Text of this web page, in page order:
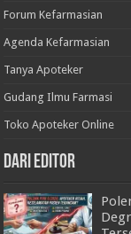
Forum Kefarmasian
Agenda Kefarmasian
Tanya Apoteker
Gudang Ilmu Farmasi
Toko Apoteker Online
Dari Editor